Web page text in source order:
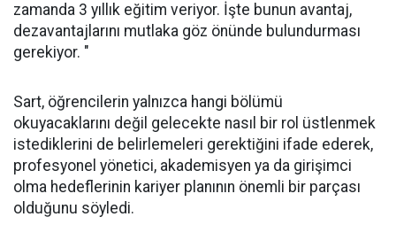
zamanda 3 yıllık eğitim veriyor. İşte bunun avantaj,
dezavantajlarını mutlaka göz önünde bulundurması
gerekiyor. "
Sart, öğrencilerin yalnızca hangi bölümü
okuyacaklarını değil gelecekte nasıl bir rol üstlenmek
istediklerini de belirlemeleri gerektiğini ifade ederek,
profesyonel yönetici, akademisyen ya da girişimci
olma hedeflerinin kariyer planının önemli bir parçası
olduğunu söyledi.